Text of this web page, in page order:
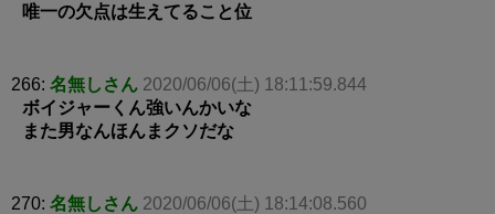
唯一の欠点は生えてること位
266: 名無しさん 2020/06/06(土) 18:11:59.844
ボイジャーくん強いんかいな
また男なんほんまクソだな
270: 名無しさん 2020/06/06(土) 18:14:08.560